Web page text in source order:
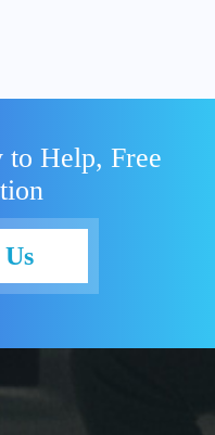
to Help, Free